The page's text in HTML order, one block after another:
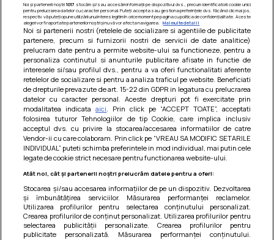
Barcute din vinete cu arpagic rosu
Un deliciu usor de preparat!
Noi și partenerii noștri 1017 stocăm și/sau accesăm informații pe dispozitivul dvs., precum identificatorii cookie unici
pentru prelucrarea datelor cu caracter personal. Puteți accepta sau gestiona preferințele dvs. făcând clic mai jos,
respectiv vă puteți opune utilizării unui interes legitim în orice moment pe pagina cu politica de confidențialitate. Aceste
alegeri vor fi raportate partenerilor noștri și nu vă vor afecta navigarea.
Mai multe detalii
Noi si partenerii nostri (retelele de socializare si agentiile de publicitate
partenere, precum si furnizorii nostri de servicii de date analitice)
prelucram date pentru a permite website-ului sa functioneze, pentru a
personaliza continutul si anunturile publicitare afisate in functie de
interesele si/sau profilul dvs., pentru a va oferi functionalitati aferente
retelelor de socializare si pentru a analiza traficul pe website. Beneficiati
de drepturile prevazute de art. 15-22 din GDPR in legatura cu prelucrarea
datelor cu caracter personal. Aceste drepturi pot fi exercitate prin
modalitatea indicataaici . Prin click pe “ACCEPT TOATE”, acceptati
folosirea tuturor Tehnologiilor de tip Cookie, care implica inclusiv
acceptul dvs. cu privire la stocarea/accesarea informatiilor de catre
Vendor-ii cu care colaboram. Prin click pe “VREAU SA MODIFIC SETARILE
INDIVIDUAL” puteti schimba preferintele in mod individual, mai putin cele
legate de cookie strict necesare pentru functionarea website-ului.
Atât noi, cât și partenerii noștri prelucrăm datele pentru a oferi:
Stocarea și/sau accesarea informațiilor de pe un dispozitiv. Dezvoltarea
și îmbunătățirea serviciilor. Măsurarea performanței reclamelor.
Utilizarea profilurilor pentru selectarea conținutului personalizat.
Crearea profilurilor de conținut personalizat. Utilizarea profilurilor pentru
selectarea publicității personalizate. Crearea profilurilor pentru
publicitate personalizată. Măsurarea performanței conținutului.